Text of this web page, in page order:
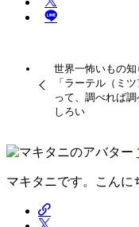
世界一怖いもの
「ラーテル（ミツ
って、調べれば
しろい
マキタニです。こんに